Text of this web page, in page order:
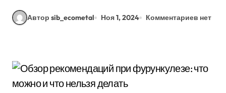
Автор sib_ecometal Ноя 1, 2024 Комментариев нет